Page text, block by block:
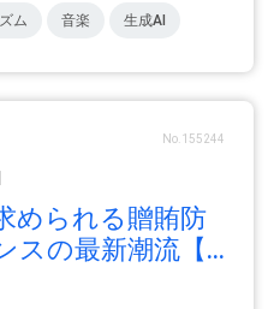
ム 音楽 生成AI
No.155244
められる贈賄防
スの最新潮流【...